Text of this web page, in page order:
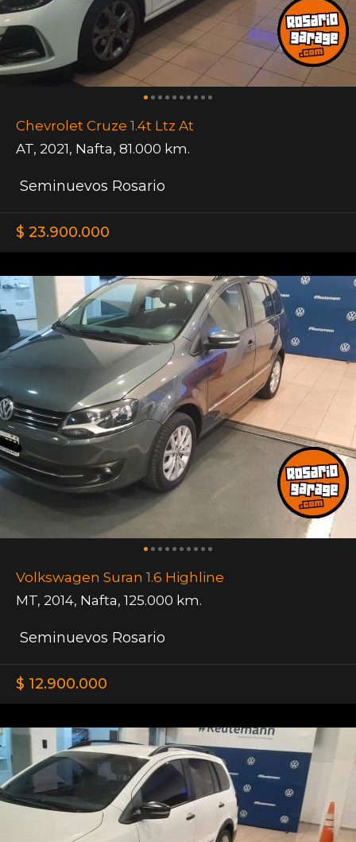
Chevrolet Cruze 1.4t Ltz At
AT, 2021, Nafta, 81.000 km.
Seminuevos Rosario
$ 23.900.000
Volkswagen Suran 1.6 Highline
MT, 2014, Nafta, 125.000 km.
Seminuevos Rosario
$ 12.900.000